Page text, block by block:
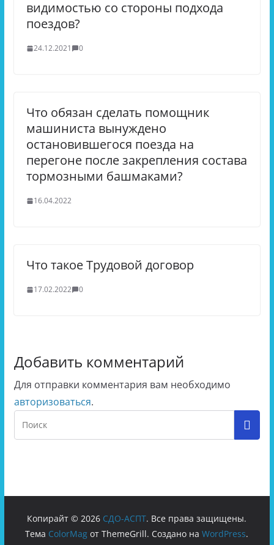
видимостью со стороны подхода
поездов?
24.12.2021 0
Что обязан сделать помощник
машиниста вынуждено
остановившегося поезда на
перегоне после закрепления состава
тормозными башмаками?
16.04.2022
Что такое Трудовой договор
17.02.2022 0
Добавить комментарий
Для отправки комментария вам необходимо
авторизоваться.
Копирайт © 2026 СДО-АСПТ. Все права защищены.
Тема ColorMag от ThemeGrill. Создано наWordPress.